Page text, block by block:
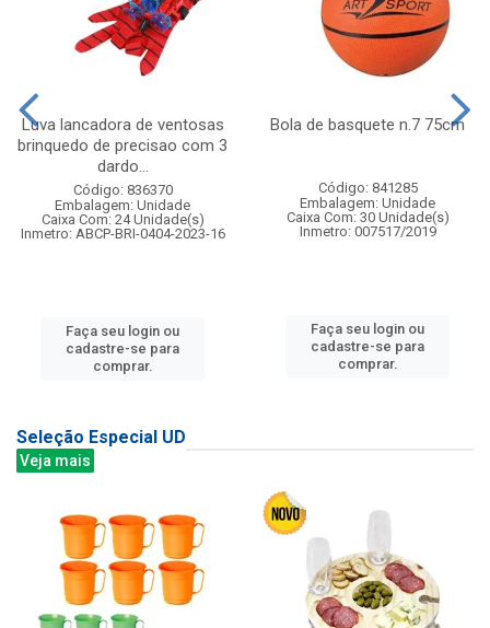
Luva lancadora de ventosas
brinquedo de precisao com 3
dardo...
Código: 836370
Embalagem: Unidade
Caixa Com: 24 Unidade(s)
Inmetro: ABCP-BRI-0404-2023-16
Faça seu login ou
cadastre-se para
comprar.
Bola de basquete n.7 75cm
Código: 841285
Embalagem: Unidade
Caixa Com: 30 Unidade(s)
Inmetro: 007517/2019
Faça seu login ou
cadastre-se para
comprar.
Seleção Especial UD
Veja mais